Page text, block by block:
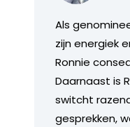
Als
zijn energiek
Ronnie
Daarnaast is
switcht
gesprekken,